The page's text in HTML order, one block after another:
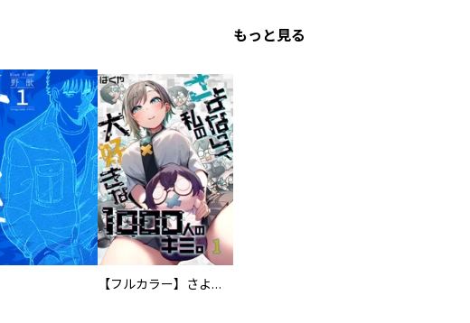
もっと見る
【フルカラー】さよなら、私の大好きな１０００人のキミ。